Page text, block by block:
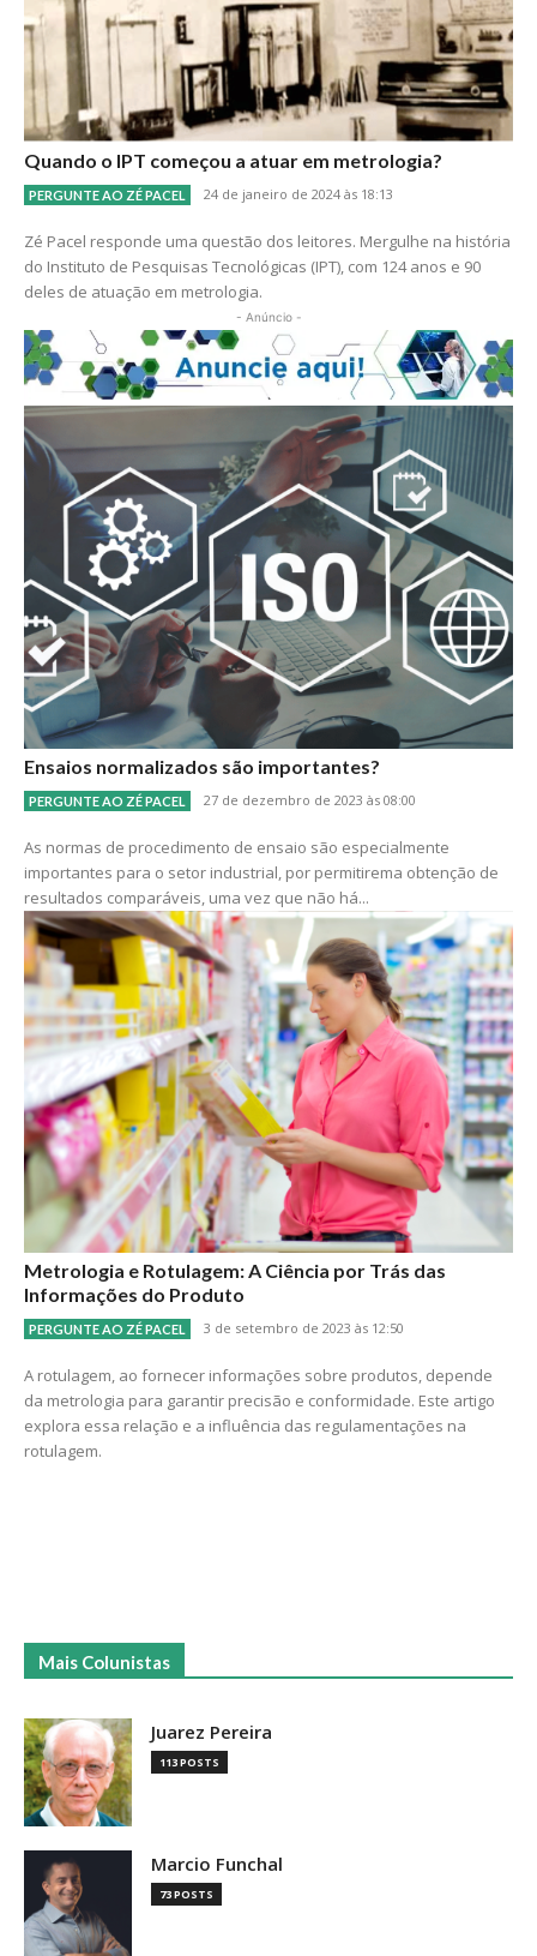
Quando o IPT começou a atuar em metrologia?
PERGUNTE AO ZÉ PACEL 24 de janeiro de 2024 às 18:13
Zé Pacel responde uma questão dos leitores. Mergulhe na história
do Instituto de Pesquisas Tecnológicas (IPT), com 124 anos e 90
deles de atuação em metrologia.
- Anúncio -
Ensaios normalizados são importantes?
PERGUNTE AO ZÉ PACEL 27 de dezembro de 2023 às 08:00
As normas de procedimento de ensaio são especialmente
importantes para o setor industrial, por permitirema obtenção de
resultados comparáveis, uma vez que não há...
Metrologia e Rotulagem: A Ciência por Trás das
Informações do Produto
PERGUNTE AO ZÉ PACEL 3 de setembro de 2023 às 12:50
A rotulagem, ao fornecer informações sobre produtos, depende
da metrologia para garantir precisão e conformidade. Este artigo
explora essa relação e a influência das regulamentações na
rotulagem.
Mais Colunistas
Juarez Pereira
113 POSTS
Marcio Funchal
73 POSTS